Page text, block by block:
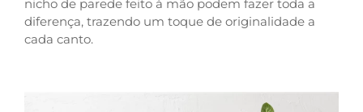
nicho de parede feito à mão podem fazer toda a
diferença, trazendo um toque de originalidade a
cada canto.